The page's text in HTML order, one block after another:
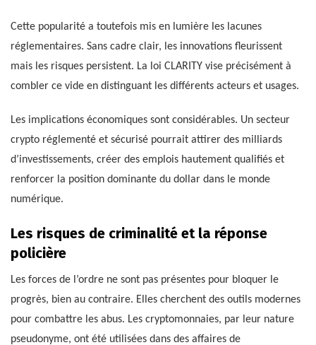
Cette popularité a toutefois mis en lumière les lacunes
réglementaires. Sans cadre clair, les innovations fleurissent
mais les risques persistent. La loi CLARITY vise précisément à
combler ce vide en distinguant les différents acteurs et usages.
Les implications économiques sont considérables. Un secteur
crypto réglementé et sécurisé pourrait attirer des milliards
d’investissements, créer des emplois hautement qualifiés et
renforcer la position dominante du dollar dans le monde
numérique.
Les risques de criminalité et la réponse
policière
Les forces de l’ordre ne sont pas présentes pour bloquer le
progrès, bien au contraire. Elles cherchent des outils modernes
pour combattre les abus. Les cryptomonnaies, par leur nature
pseudonyme, ont été utilisées dans des affaires de